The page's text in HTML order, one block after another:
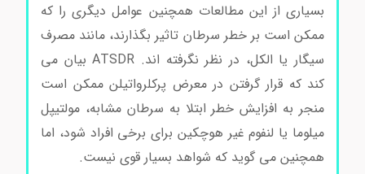
بسیاری از این مطالعات همچنین عوامل دیگری را که
ممکن است بر خطر سرطان تاثیر بگذارند، مانند مصرف
سیگار یا الکل، در نظر نگرفته اند. ATSDR بیان می
کند که قرار گرفتن در معرض پرکلرواتیلن ممکن است
منجر به افزایش خطر ابتلا به سرطان مشابه، مولتیپل
میلوما یا لنفوم غیر هوچکین برای برخی افراد شود، اما
همچنین می گوید که شواهد بسیار قوی نیست.